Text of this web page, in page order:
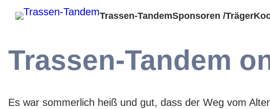
Trassen-TandemSponsoren /Träger
Trassen-Tandem
Es war sommerlich heiß und gut, dass der Weg vom